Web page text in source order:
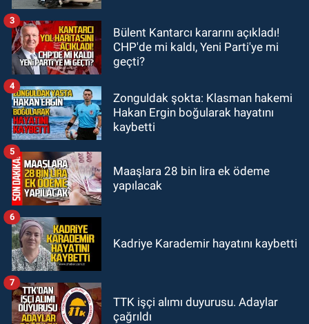
GÜNDEM
18:35Filyos’ta 2 kişiyi dalgalar
yuttu: 1 kişi hayatını kaybetti 1 kişi
Bülent Kantarcı kararını açıkladı!
CHP'de mi kaldı, Yeni Parti'ye mi
geçti?
3
Zonguldak şokta: Klasman hakemi
Hakan Ergin boğularak hayatını
kaybetti
4
Maaşlara 28 bin lira ek ödeme
yapılacak
5
Kadriye Karademir hayatını kaybetti
6
TTK işçi alımı duyurusu. Adaylar
çağrıldı
7